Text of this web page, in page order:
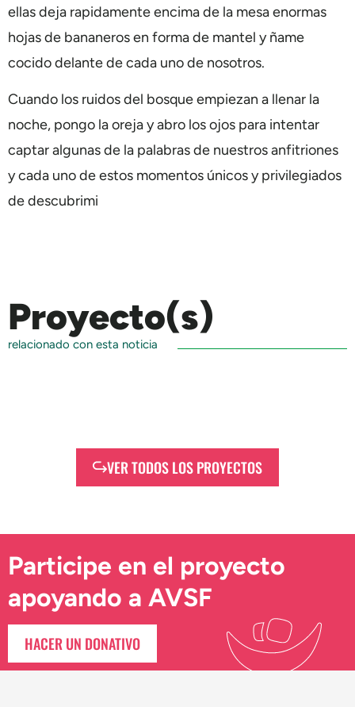
ellas deja rapidamente encima de la mesa enormas
hojas de bananeros en forma de mantel y ñame
cocido delante de cada uno de nosotros.
Cuando los ruidos del bosque empiezan a llenar la
noche, pongo la oreja y abro los ojos para intentar
captar algunas de la palabras de nuestros anfitriones
y cada uno de estos momentos únicos y privilegiados
de descubrimi
Proyecto(s)
relacionado con esta noticia
VER TODOS LOS PROYECTOS
Participe en el proyecto
apoyando a AVSF
HACER UN DONATIVO